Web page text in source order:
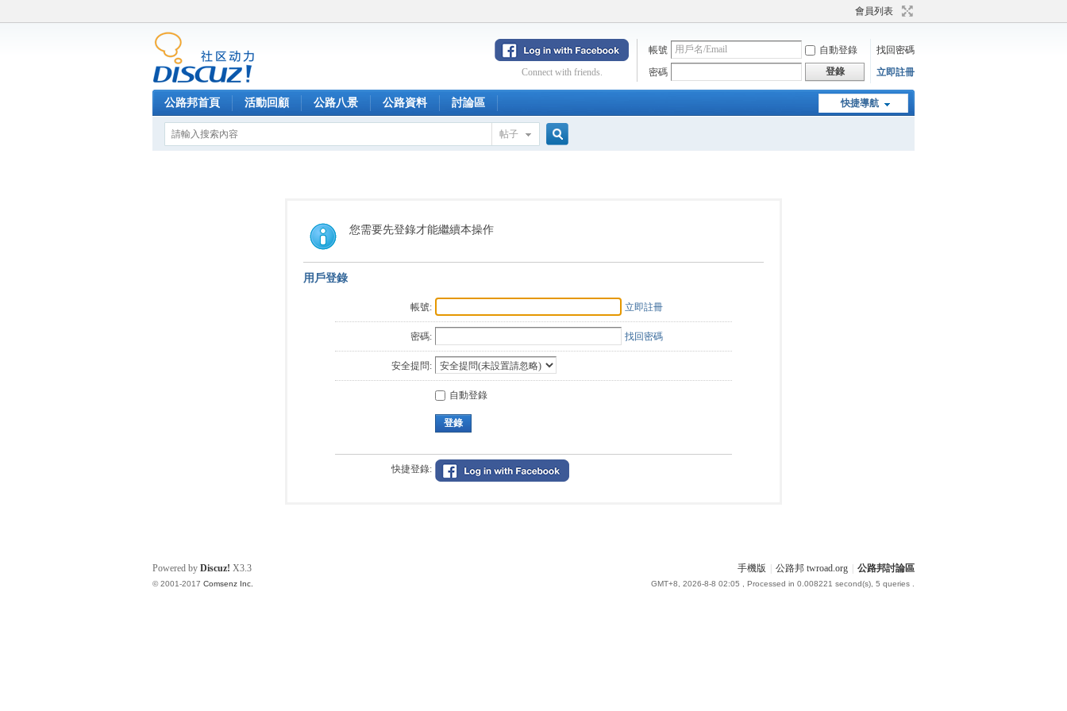
會員列表
帳號 自動登錄
找回密碼
密碼
登錄 立即註冊
Connect with friends.
快捷導航
公路邦首頁 活動回顧 公路八景 公路資料 討論區
帖子
您需要先登錄才能繼續本操作
用戶登錄
帳號: 立即註冊
密碼: 找回密碼
安全提問:
自動登錄
登錄
快捷登錄:
手機版 公路邦 twroad.org 公路邦討論區
GMT+8, 2026-8-8 02:05 , Processed in 0.008221 second(s), 5 queries .
Powered by Discuz! X3.3
© 2001-2017 Comsenz Inc.